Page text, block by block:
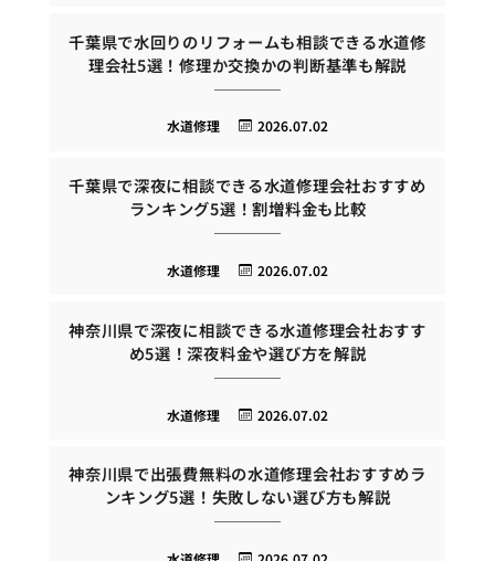
千葉県で水回りのリフォームも相談できる水道修
理会社5選！修理か交換かの判断基準も解説
2026.07.02
水道修理
千葉県で深夜に相談できる水道修理会社おすすめ
ランキング5選！割増料金も比較
2026.07.02
水道修理
神奈川県で深夜に相談できる水道修理会社おすす
め5選！深夜料金や選び方を解説
2026.07.02
水道修理
神奈川県で出張費無料の水道修理会社おすすめラ
ンキング5選！失敗しない選び方も解説